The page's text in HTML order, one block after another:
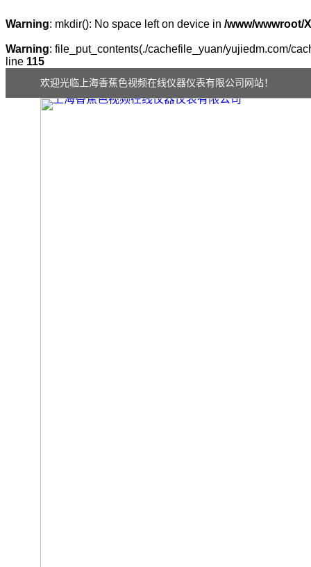
Warning: mkdir(): No space left on device in /www/wwwroot/
Warning: file_put_contents(./cachefile_yuan/yujiedm.com/
line 115
欢迎光临上海香蕉色视频在线仪器仪表有限公司网站！